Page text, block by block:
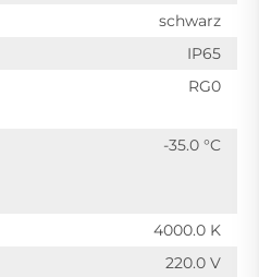
schwarz
IP65
RG0
-35.0 °C
4000.0 K
220.0 V